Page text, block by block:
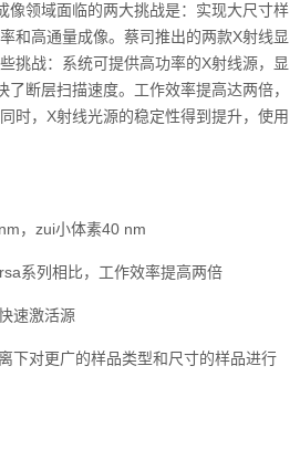
领域面临的两大挑战是：实现大尺寸样
和高通量成像。蔡司推出的两款X射线显
挑战：系统可提供高功率的X射线源，显
断层扫描速度。工作效率提高达两倍，
时，X射线光源的稳定性得到提升，使用
，zui小体素40 nm
列相比，工作效率提高两倍
速激活源
对更广的样品类型和尺寸的样品进行